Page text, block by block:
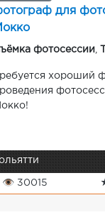
для
фотосессии
хороший
👁 30015